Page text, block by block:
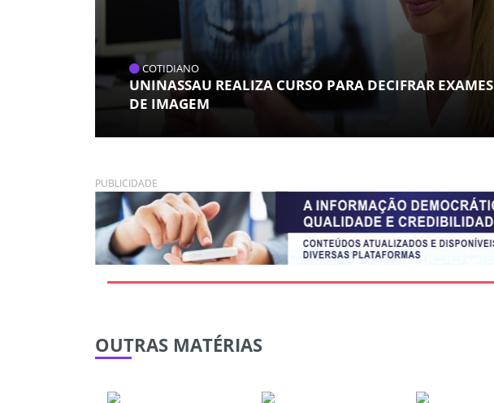
COTIDIANO
UNINASSAU REALIZA CURSO PARA DECIFRAR EXAMES
DE IMAGEM
PUBLICIDADE
OUTRAS MATÉRIAS